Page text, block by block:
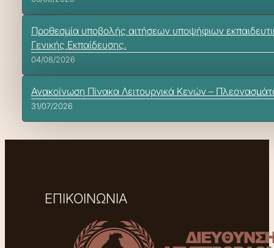
Προθεσμία υποβολής αιτήσεων υποψήφιων
Γενικής Εκπαίδευσης.
04/08/2026
Ανακοίνωση Πίνακα Λειτουργικά Κενών –
31/07/2026
ΕΠΙΚΟΙΝΩΝΙΑ